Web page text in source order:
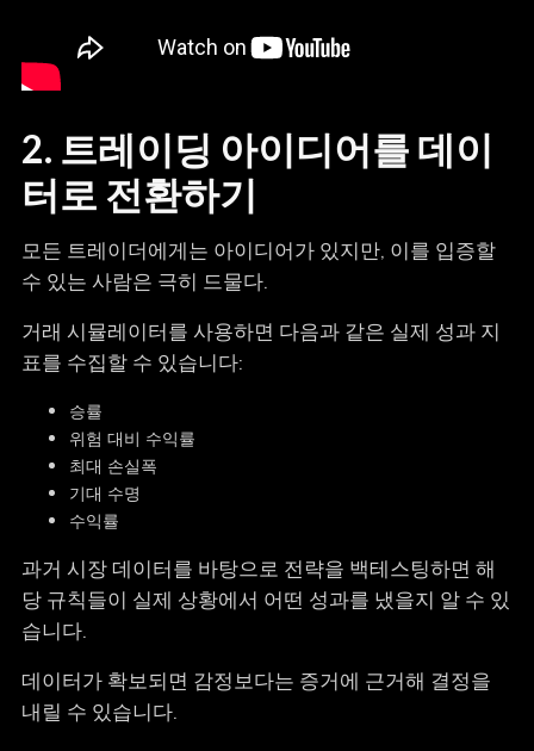
2. 트레이딩 아이디어를 데이
터로 전환하기
모든 트레이더에게는 아이디어가 있지만, 이를 입증할
수 있는 사람은 극히 드물다.
거래 시뮬레이터를 사용하면 다음과 같은 실제 성과 지
표를 수집할 수 있습니다:
승률
위험 대비 수익률
최대 손실폭
기대 수명
수익률
과거 시장 데이터를 바탕으로 전략을 백테스팅하면 해
당 규칙들이 실제 상황에서 어떤 성과를 냈을지 알 수 있
습니다.
데이터가 확보되면 감정보다는 증거에 근거해 결정을
내릴 수 있습니다.